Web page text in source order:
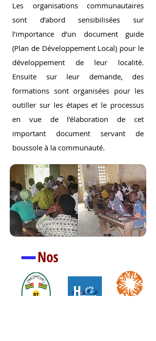
Les organisations communautaires
sont d’abord sensibilisées sur
l’importance d’un document guide
(Plan de Développement Local) pour le
développement de leur localité.
Ensuite sur leur demande, des
formations sont organisées pour les
outiller sur les étapes et le processus
en vue de l’élaboration de cet
important document servant de
boussole à la communauté.
Nos